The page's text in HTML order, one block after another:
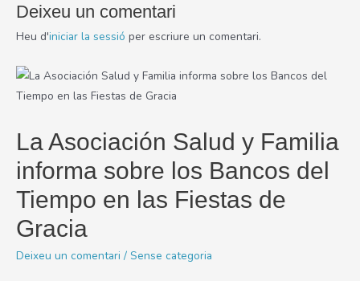
Deixeu un comentari
Heu d'iniciar la sessió per escriure un comentari.
La Asociación Salud y Familia
informa sobre los Bancos del
Tiempo en las Fiestas de
Gracia
Deixeu un comentari / Sense categoria